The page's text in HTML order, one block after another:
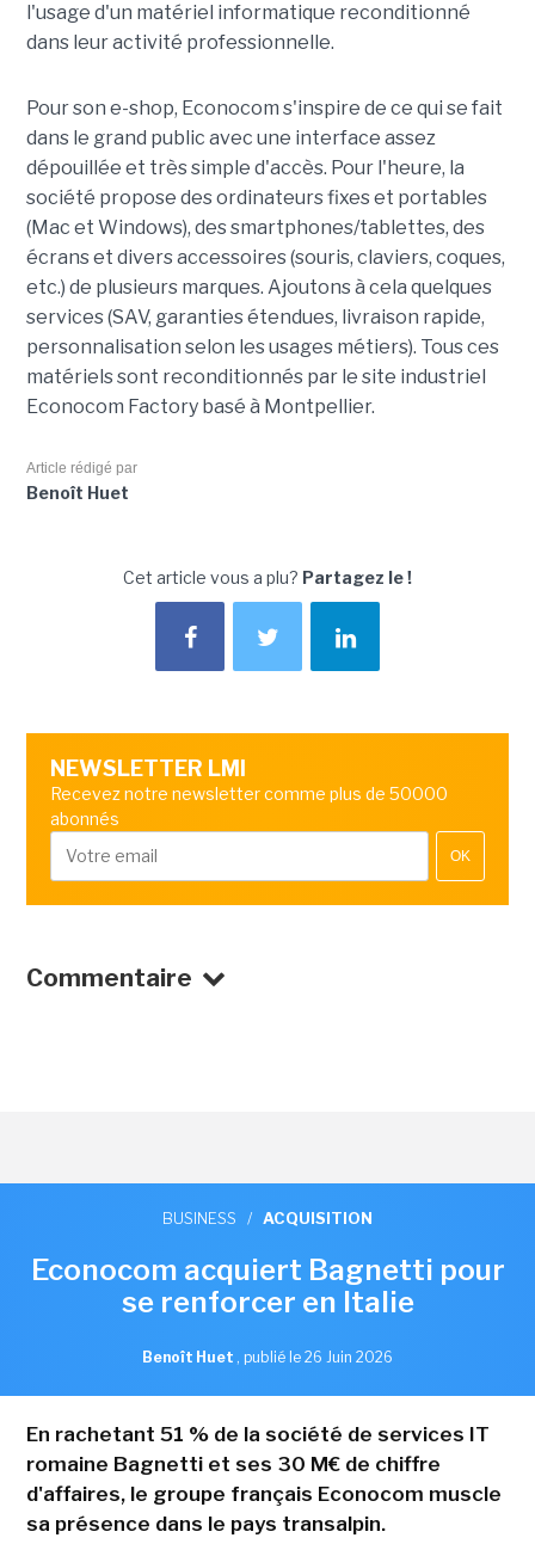
l'usage d'un matériel informatique reconditionné
dans leur activité professionnelle.
Pour son e-shop, Econocom s'inspire de ce qui se fait
dans le grand public avec une interface assez
dépouillée et très simple d'accès. Pour l'heure, la
société propose des ordinateurs fixes et portables
(Mac et Windows), des smartphones/tablettes, des
écrans et divers accessoires (souris, claviers, coques,
etc.) de plusieurs marques. Ajoutons à cela quelques
services (SAV, garanties étendues, livraison rapide,
personnalisation selon les usages métiers). Tous ces
matériels sont reconditionnés par le site industriel
Econocom Factory basé à Montpellier.
Article rédigé par
Benoît Huet
Cet article vous a plu? Partagez le !
NEWSLETTER LMI
Recevez notre newsletter comme plus de 50000
abonnés
OK
Commentaire
BUSINESS / ACQUISITION
Econocom acquiert Bagnetti pour
se renforcer en Italie
Benoît Huet , publié le 26 Juin 2026
En rachetant 51 % de la société de services IT
romaine Bagnetti et ses 30 M€ de chiffre
d'affaires, le groupe français Econocom muscle
sa présence dans le pays transalpin.